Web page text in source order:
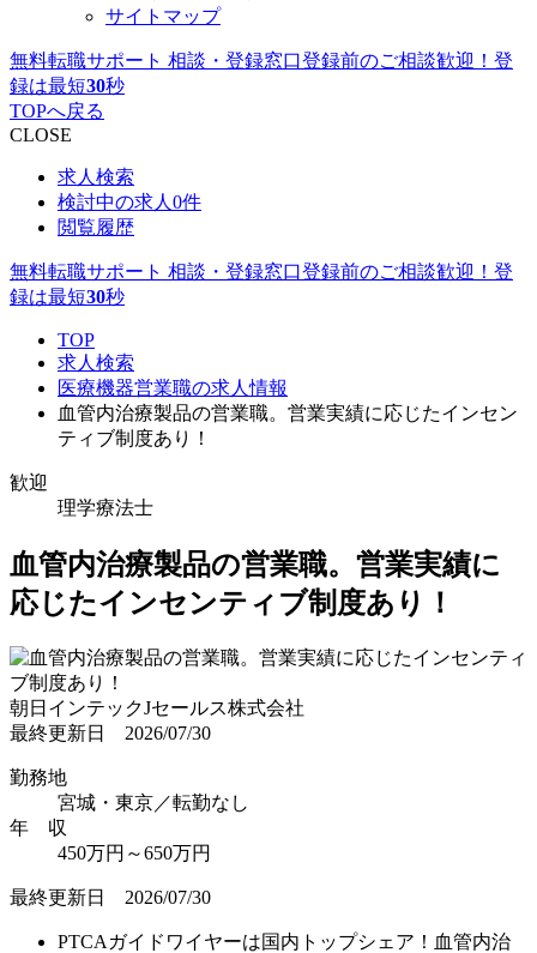
サイトマップ
無料転職サポート 相談・登録窓口登録前のご相談歓迎！登
録は最短30秒
TOPへ戻る
CLOSE
求人検索
検討中の求人 0件
閲覧履歴
無料転職サポート 相談・登録窓口登録前のご相談歓迎！登
録は最短30秒
TOP
求人検索
医療機器営業職の求人情報
血管内治療製品の営業職。営業実績に応じたインセン
ティブ制度あり！
歓迎
理学療法士
血管内治療製品の営業職。営業実績に
応じたインセンティブ制度あり！
朝日インテックJセールス株式会社
最終更新日 2026/07/30
勤務地
宮城・東京／転勤なし
年 収
450万円～650万円
最終更新日 2026/07/30
PTCAガイドワイヤーは国内トップシェア！血管内治